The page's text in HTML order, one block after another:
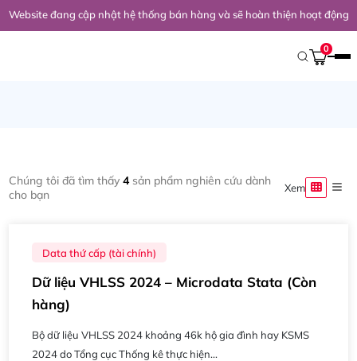
Website đang cập nhật hệ thống bán hàng và sẽ hoàn thiện hoạt động
0
Trang Chủ / Art
Chúng tôi đã tìm thấy4sản phẩm nghiên cứu dành
cho bạn
Xem
Data thứ cấp (tài chính)
Dữ liệu VHLSS 2024 – Microdata Stata (Còn
hàng)
Bộ dữ liệu VHLSS 2024 khoảng 46k hộ gia đình hay KSMS
2024 do Tổng cục Thống kê thực hiện...